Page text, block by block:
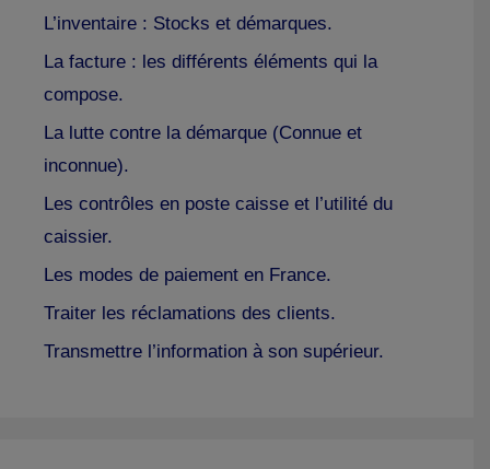
L’inventaire : Stocks et démarques.
La facture : les différents éléments qui la
compose.
La lutte contre la démarque (Connue et
inconnue).
Les contrôles en poste caisse et l’utilité du
caissier.
Les modes de paiement en France.
Traiter les réclamations des clients.
Transmettre l’information à son supérieur.